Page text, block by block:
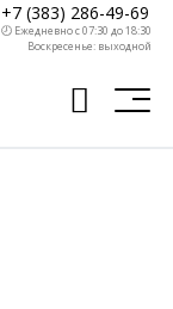
+7 (383) 286-49-69
🕗 Ежедневно с 07:30 до 18:30
Воскресенье: выходной